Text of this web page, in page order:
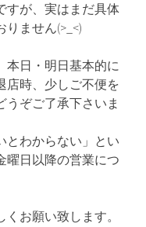
すが、実はまだ具体
ません(>_<)
本日・明日基本的に
店時、少しご不便を
うぞご了承下さいま
とわからない」とい
曜日以降の営業につ
お願い致します。